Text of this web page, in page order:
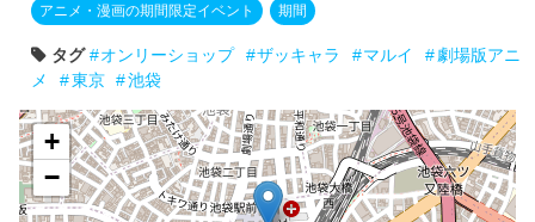
アニメ・漫画の期間限定イベント 期間
タグ オンリーショップ ザッキャラ マルイ
劇場版アニ
メ
東京 池袋
+
−